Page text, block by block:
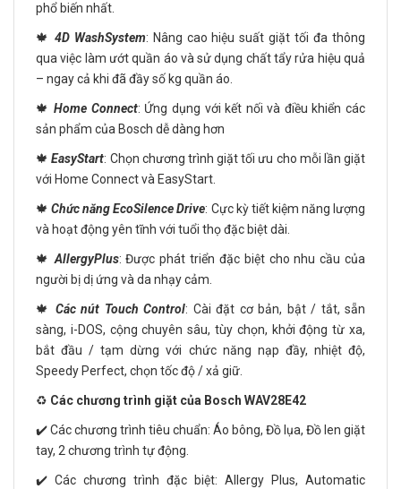
phổ biến nhất.
🍁 4D WashSystem: Nâng cao hiệu suất giặt tối đa thông
qua việc làm ướt quần áo và sử dụng chất tẩy rửa hiệu quả
– ngay cả khi đã đầy số kg quần áo.
🍁Home Connect: Ứng dụng với kết nối và điều khiển các
sản phẩm của Bosch dễ dàng hơn
🍁EasyStart: Chọn chương trình giặt tối ưu cho mỗi lần giặt
với Home Connect và EasyStart.
🍁Chức năng EcoSilence Drive: Cực kỳ tiết kiệm năng lượng
và hoạt động yên tĩnh với tuổi thọ đặc biệt dài.
🍁 AllergyPlus: Được phát triển đặc biệt cho nhu cầu của
người bị dị ứng và da nhạy cảm.
🍁 Các nút Touch Control: Cài đặt cơ bản, bật / tắt, sẵn
sàng, i-DOS, cộng chuyên sâu, tùy chọn, khởi động từ xa,
bắt đầu / tạm dừng với chức năng nạp đầy, nhiệt độ,
Speedy Perfect, chọn tốc độ / xả giữ.
♻️ Các chương trình giặt của Bosch WAV28E42
✔️ Các chương trình tiêu chuẩn: Áo bông, Đồ lụa, Đồ len giặt
tay, 2 chương trình tự động.
✔️ Các chương trình đặc biệt: Allergy Plus, Automatic